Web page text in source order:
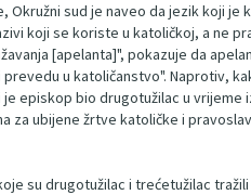
sud je naveo da jezik koji
koji se koriste u katoličkoj, a ne
[apelanta]", pokazuje da
u katoličanstvo". Naprotiv,
episkop bio drugotužilac u vrijeme
za ubijene žrtve katoličke i
su drugotužilac i trećetužilac